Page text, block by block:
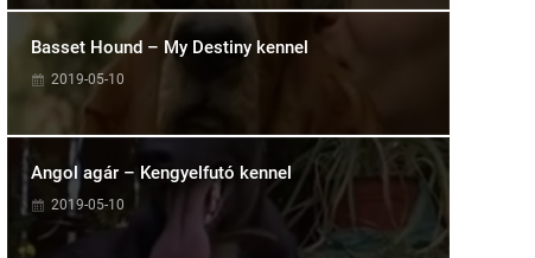
Basset Hound – My Destiny kennel
2019-05-10
Angol agár – Kengyelfutó kennel
2019-05-10